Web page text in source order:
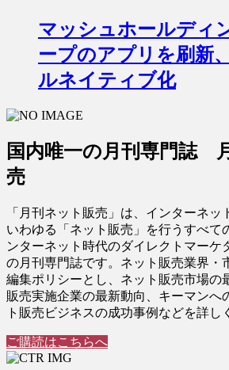
マッシュホールディ
ープのアプリを刷新
ルネイティブ化
国内唯一の月刊専門誌
売
「月刊ネット販売」は、インターネッ
いわゆる「ネット販売」を行うすべて
ンターネット時代のダイレクトマーケ
の月刊専門誌です。ネット販売業界・
編集ポリシーとし、ネット販売市場の
販売実施企業の最新動向、キーマンへ
ト販売ビジネスの成功事例などを詳し
ご購読はこちらへ